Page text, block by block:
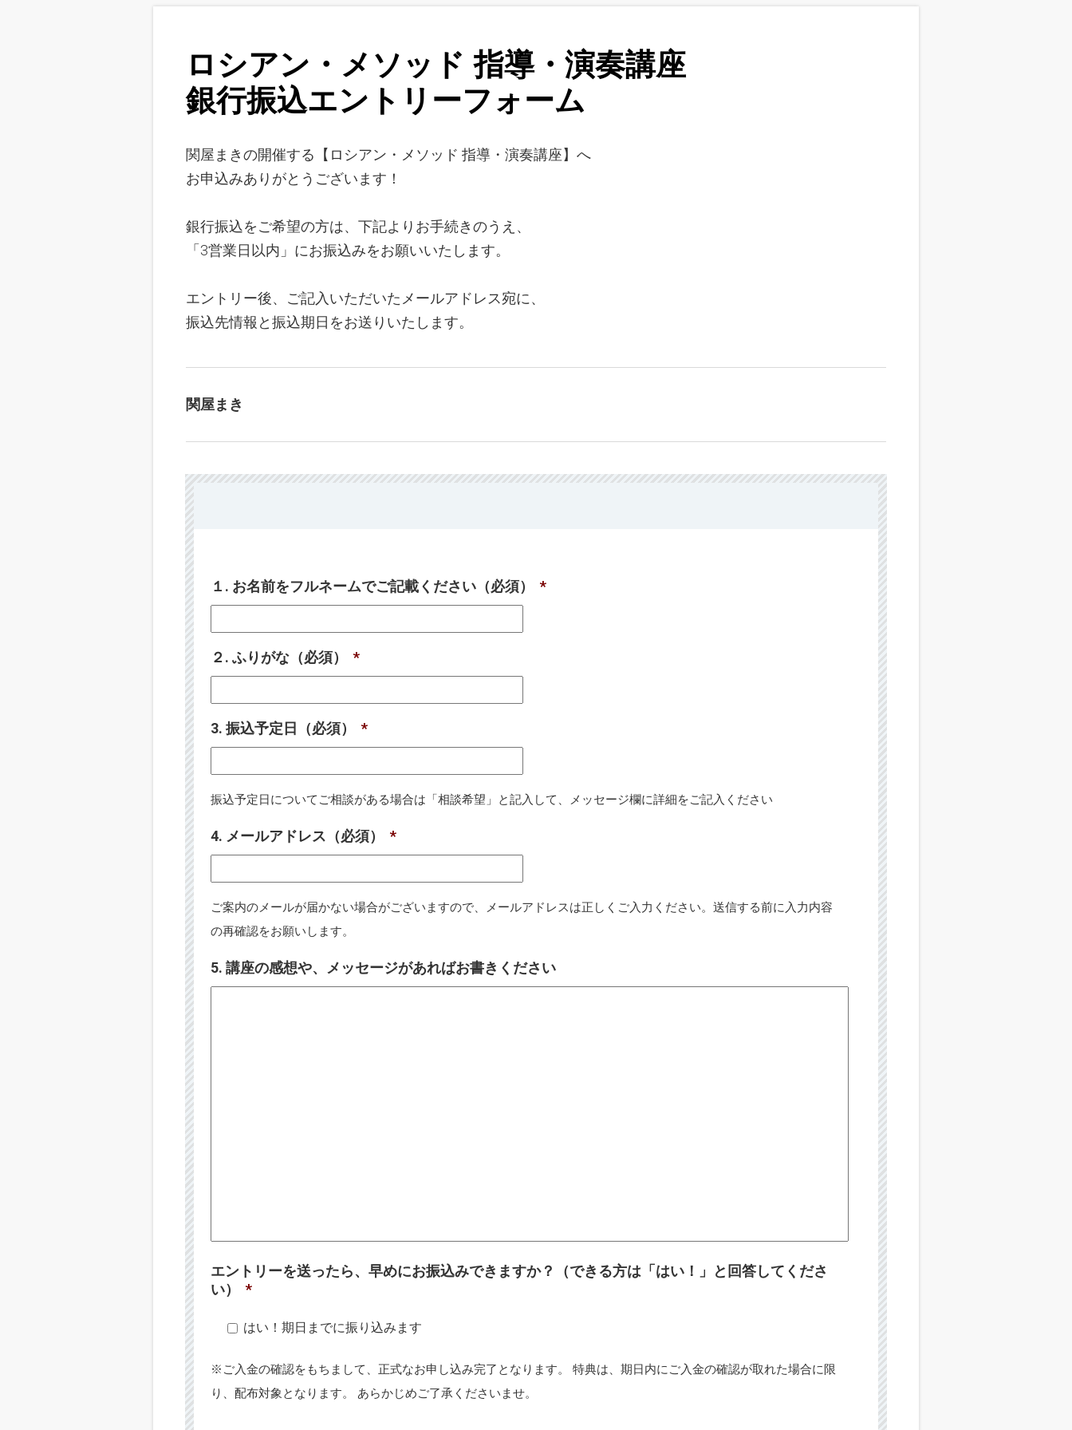
ロシアン・メソッド 指導・演奏講座
銀行振込エントリーフォーム
関屋まきの開催する【ロシアン・メソッド 指導・演奏講座】へ
お申込みありがとうございます！
銀行振込をご希望の方は、下記よりお手続きのうえ、
「3営業日以内」にお振込みをお願いいたします。
エントリー後、ご記入いただいたメールアドレス宛に、
振込先情報と振込期日をお送りいたします。
関屋まき
１. お名前をフルネームでご記載ください（必須） *
２. ふりがな（必須） *
3. 振込予定日（必須） *
振込予定日についてご相談がある場合は「相談希望」と記入して、メッセージ欄に詳細をご記入ください
4. メールアドレス（必須） *
ご案内のメールが届かない場合がございますので、メールアドレスは正しくご入力ください。送信する前に入力内容
の再確認をお願いします。
5. 講座の感想や、メッセージがあればお書きください
エントリーを送ったら、早めにお振込みできますか？（できる方は「はい！」と回答してくださ
い）
*
はい！期日までに振り込みます
※ご入金の確認をもちまして、正式なお申し込み完了となります。 特典は、期日内にご入金の確認が取れた場合に限
り、配布対象となります。 あらかじめご了承くださいませ。